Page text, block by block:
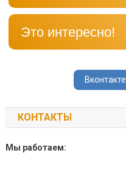
Это интересно!
Вконтакте
КОНТАКТЫ
Мы работаем: